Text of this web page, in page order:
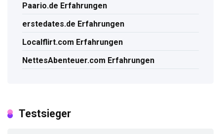
Paario.de Erfahrungen
erstedates.de Erfahrungen
Localflirt.com Erfahrungen
NettesAbenteuer.com Erfahrungen
Testsieger